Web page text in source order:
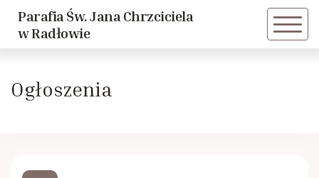
Parafia Św. Jana Chrzciciela
w Radłowie
Powrót
Powrót
Ogłoszenia